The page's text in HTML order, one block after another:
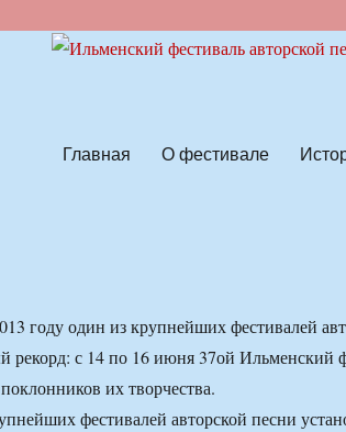
Главная О фестивале
году один из крупнейших фестивалей
рекорд: с 14 по 16 июня 37ой Ильменский
их творчества.
фестивалей авторской песни